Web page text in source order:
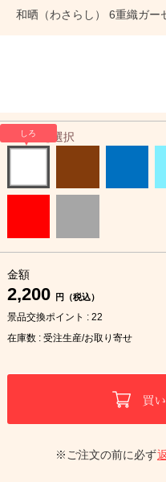
和晒（わさらし） 6重織ガー
カラーを選択
しろ
金額
2,200 円（税込）
景品交換ポイント : 22
在庫数 : 受注生産/お取り寄せ
※ご注文の前に必ず